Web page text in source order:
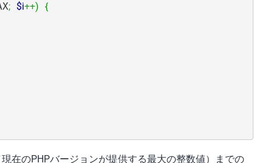
; $i++) {
在のPHPバージョンが提供する最大の整数値）までの